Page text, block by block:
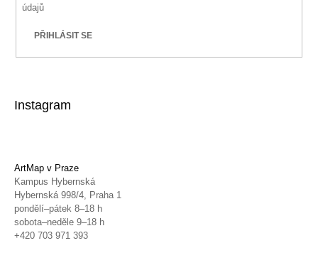
údajů
PŘIHLÁSIT SE
Instagram
ArtMap v Praze
Kampus Hybernská
Hybernská 998/4, Praha 1
pondělí–pátek 8–18 h
sobota–neděle 9–18 h
+420 703 971 393